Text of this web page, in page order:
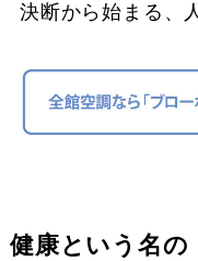
決断から始まる、
健康という名の